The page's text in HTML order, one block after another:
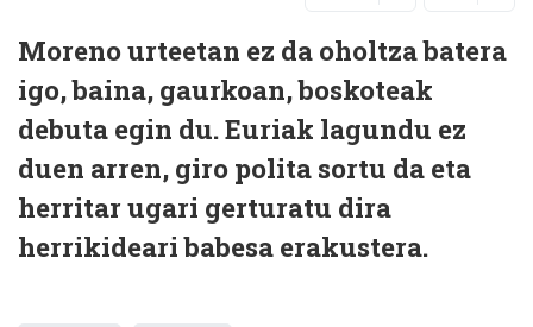
Moreno urteetan ez da oholtza batera
igo, baina, gaurkoan, boskoteak
debuta egin du. Euriak lagundu ez
duen arren, giro polita sortu da eta
herritar ugari gerturatu dira
herrikideari babesa erakustera.